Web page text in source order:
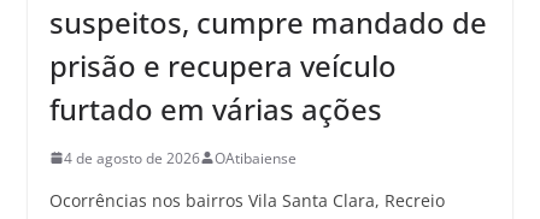
suspeitos, cumpre mandado de
prisão e recupera veículo
furtado em várias ações
4 de agosto de 2026 OAtibaiense
Ocorrências nos bairros Vila Santa Clara, Recreio